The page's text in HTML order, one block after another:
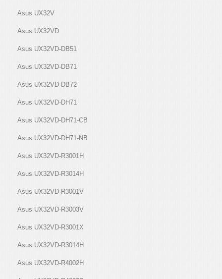
Asus UX32V
Asus UX32VD
Asus UX32VD-DB51
Asus UX32VD-DB71
Asus UX32VD-DB72
Asus UX32VD-DH71
Asus UX32VD-DH71-CB
Asus UX32VD-DH71-NB
Asus UX32VD-R3001H
Asus UX32VD-R3014H
Asus UX32VD-R3001V
Asus UX32VD-R3003V
Asus UX32VD-R3001X
Asus UX32VD-R3014H
Asus UX32VD-R4002H